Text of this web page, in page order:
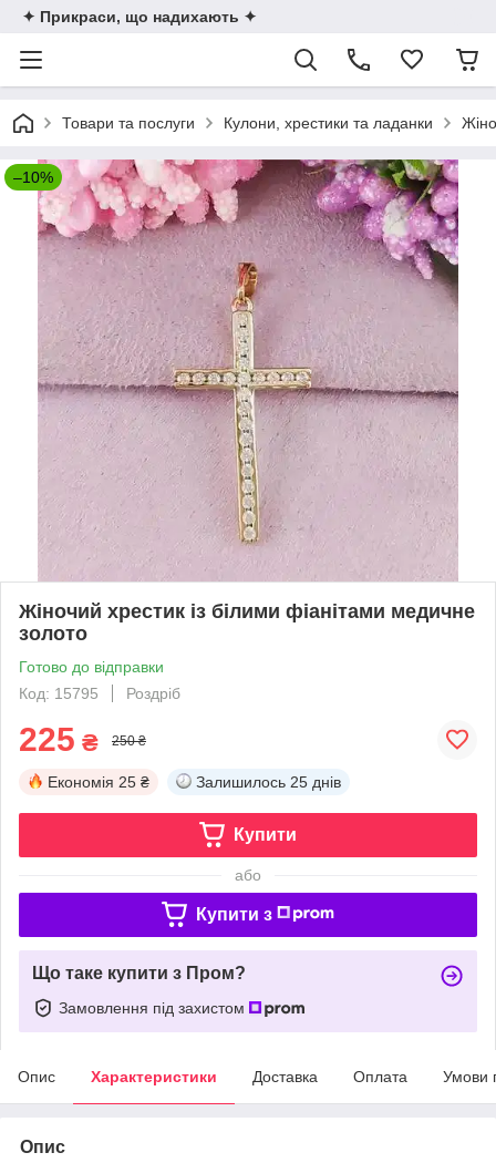
✦ Прикраси, що надихають ✦
Товари та послуги Кулони, хрестики та ладанки
–10%
Жіночий хрестик із білими фіанітами медичне
золото
Готово до відправки
Код: 15795
Роздріб
225 ₴ 250 ₴
Економія 25 ₴ Залишилось 25 днів
Купити
або
Купити з
Що таке купити з Пром?
Замовлення під захистом
Опис Характеристики Доставка Оплата Умови
Опис